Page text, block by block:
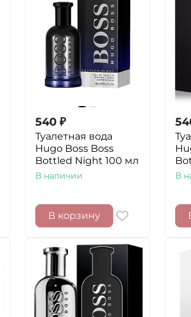
540 ₽
Туалетная вода
Hugo Boss Boss
Bottled Night 100 мл
В наличии
В корзину
В